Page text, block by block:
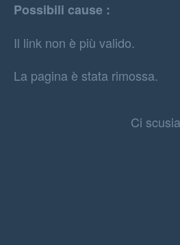
Possibili cause :
Il link non è più valido.
La pagina è stata rimossa.
Ci